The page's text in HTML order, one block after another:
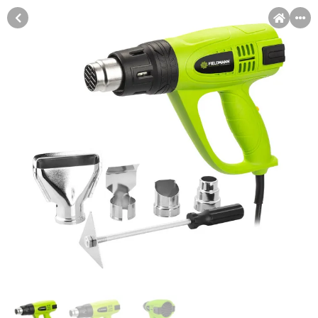
Račun
Pomoć pri kupovini
Sve je lakše kad se podijeli!